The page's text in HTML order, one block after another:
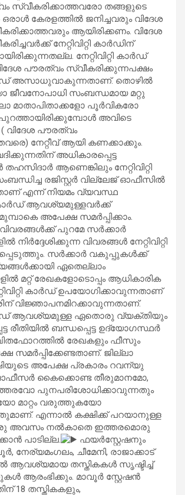
സ്വീകരിക്കാത്തവരോ തങ്ങളുടെ
കേരളത്തിൽ ജനിച്ചവരും വിദേശ
ആയിരിക്കണം. വിദേശ
നേറ്റിവിറ്റി കാർഡിന്
നേറ്റിവിറ്റി കാർഡ്
പൗരത്വം സ്വീകരിക്കുന്നപക്ഷം
കാർഡ് അസാധുവാകുന്നതാണ്. തൊഴിൽ
ജീവനോപാധി സംബന്ധമായ മറ്റു
മാതാപിതാക്കളോ പൂർവികരോ
അവിടെ
വിദേശ പൗരത്വം
നേറ്റീവ് ആയി കണക്കാക്കും.
അധികാരപ്പെട്ട
ആണെങ്കിലും നേറ്റിവിറ്റി
രജിസ്റ്റർ വില്ലേജ് ഓഫീസിൽ
എന്ന് നിയമം വ്യവസ്ഥ
ആവശ്യമുള്ളവർക്ക്
അപേക്ഷ സമർപ്പിക്കാം.
പുറമേ സർക്കാർ
നിർദ്ദേശിക്കുന്ന വിവരങ്ങൾ നേറ്റിവിറ്റി
സർക്കാർ വകുപ്പുകൾക്ക്
ഏതെല്ലാം
മറ്റ് രേഖകളോടൊപ്പം ആധികാരിക
കാർഡ് ഉപയോഗിക്കാവുന്നതാണ്
വിജ്ഞാപനമിറക്കാവുന്നതാണ്.
കാർഡ് ആവശ്യമുള്ള ഏതൊരു വ്യക്തിയും
രീതിയിൽ ബന്ധപ്പെട്ട ഉദ്യോഗസ്ഥർ
രേഖകളും ഫീസും
സമർപ്പിക്കേണ്ടതാണ്. ജില്ലാ
അപേക്ഷ പ്രകാരം റവന്യു
കൈക്കൊണ്ട തീരുമാനമോ,
പുനപരിശോധിക്കാവുന്നതും
മാറ്റം വരുത്തുകയോ
എന്നാല്‍ കക്ഷിക്ക് പറയാനുള്ള
അവസം നല്‍കാതെ ഇത്തരമൊരു
പാടില്ല.
ഫയര്‍സ്റ്റേഷനും
നേര്യമംഗലം, ചീമേനി, രാജാക്കാട്
ആവശ്യമായ തസ്തികകള്‍ സൃഷ്ടിച്ച്
ആരംഭിക്കും. മാവൂര്‍ സ്റ്റേഷന്‍‌
18 തസ്തികകളും,